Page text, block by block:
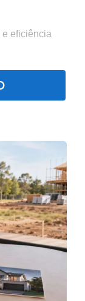
e eficiência
entre